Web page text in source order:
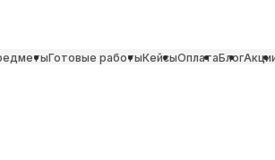
Готовые работыКейсыОплатаБлог